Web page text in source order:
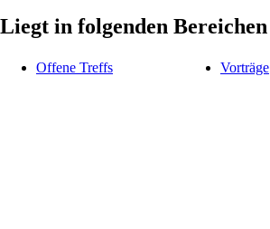
Liegt in folgenden Bereichen
Offene Treffs Vorträge